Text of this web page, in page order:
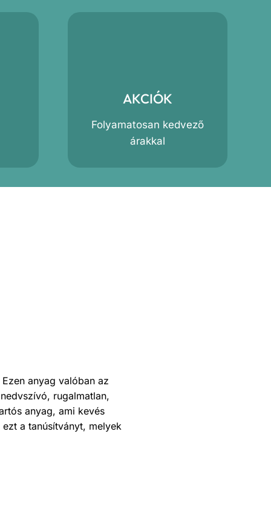
AKCIÓK
Folyamatosan kedvező
árakkal
anyag valóban az
rugalmatlan,
anyag, ami kevés
a tanúsítványt, melyek